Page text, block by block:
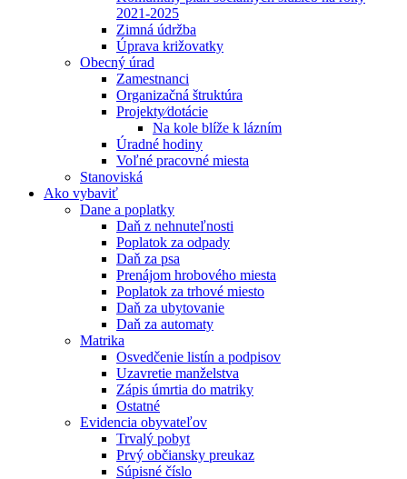
2021-2025
Zimná údržba
Úprava križovatky
Obecný úrad
Zamestnanci
Organizačná štruktúra
Projekty⁄dotácie
Na kole blíže k lázním
Úradné hodiny
Voľné pracovné miesta
Stanoviská
Ako vybaviť
Dane a poplatky
Daň z nehnuteľnosti
Poplatok za odpady
Daň za psa
Prenájom hrobového miesta
Poplatok za trhové miesto
Daň za ubytovanie
Daň za automaty
Matrika
Osvedčenie listín a podpisov
Uzavretie manželstva
Zápis úmrtia do matriky
Ostatné
Evidencia obyvateľov
Trvalý pobyt
Prvý občiansky preukaz
Súpisné číslo